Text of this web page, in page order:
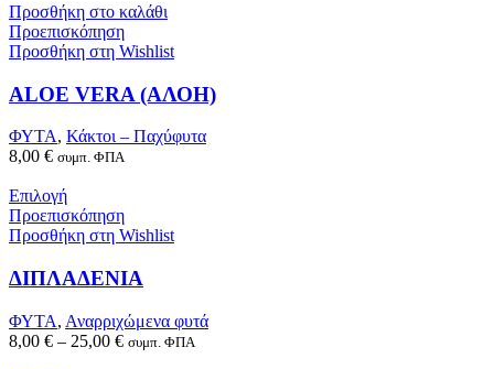
Προσθήκη στο καλάθι
Προεπισκόπηση
Προσθήκη στη Wishlist
ALOE VERA (ΑΛΟΗ)
ΦΥΤΑ, Κάκτοι – Παχύφυτα
8,00 € συμπ. ΦΠΑ
Επιλογή
Προεπισκόπηση
Προσθήκη στη Wishlist
ΔΙΠΛΑΔΕΝΙΑ
ΦΥΤΑ, Αναρριχώμενα φυτά
8,00 € – 25,00 € συμπ. ΦΠΑ